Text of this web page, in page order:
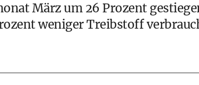
März um 26 Prozent
weniger Treibstoff